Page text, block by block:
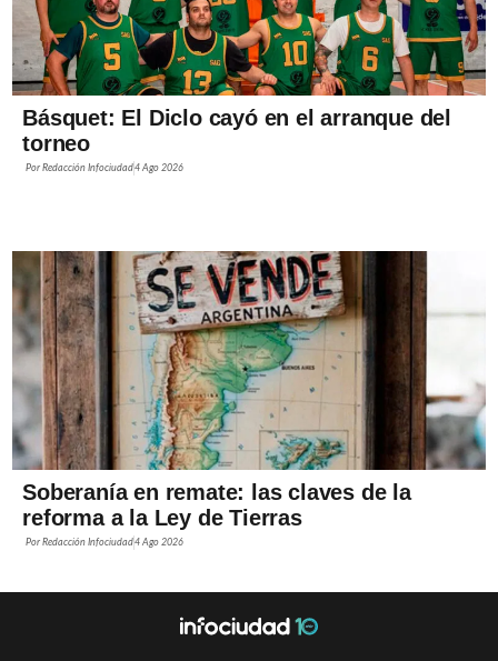
Básquet: El Diclo cayó en el arranque del
torneo
PorRedacción Infociudad4 Ago 2026
Soberanía en remate: las claves de la
reforma a la Ley de Tierras
PorRedacción Infociudad4 Ago 2026